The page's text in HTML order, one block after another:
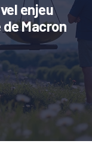
enjeu
Macron